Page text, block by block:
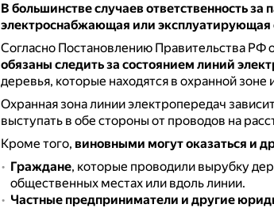
В большинстве случаев ответственность за
электроснабжающая или эксплуатирующая
Согласно Постановлению Правительства РФ
обязаны следить за состоянием линий
деревья, которые находятся в охранной
Охранная зона линии электропередач
выступать в обе стороны от проводов на
Кроме того, виновными могут оказаться и
Граждане, которые проводили вырубку
общественных местах или вдоль линии.
Частные предприниматели и другие